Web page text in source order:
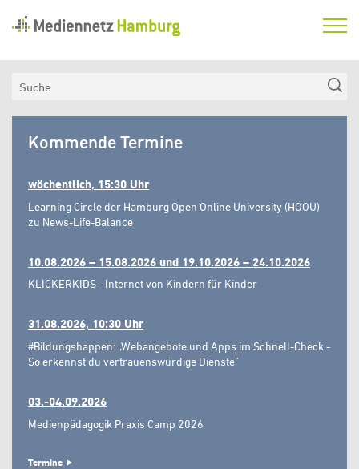
Hamburg
Aktuelles
Medienkompetenzfonds
Hamburg
Kommende Termine
wöchentlich, 15:30 Uhr
Learning Circle der Hamburg Open Online University (HOOU)
zu News-Life-Balance
10.08.2026 – 15.08.2026 und 19.10.2026 – 24.10.2026
KLICKERKIDS - Internet von Kindern für Kinder
31.08.2026, 10:30 Uhr
#Bildungshappen: „Webangebote und Apps im Schnell-Check -
So erkennst du vertrauenswürdige Dienste"
03.-04.09.2026
Medienpädagogik Praxis Camp 2026
Termine